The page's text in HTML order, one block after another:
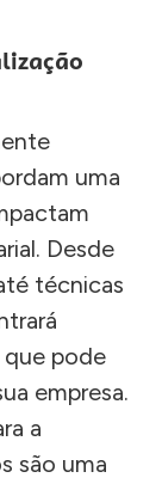
uma
Desde
técnicas
pode
empresa.
a
são uma